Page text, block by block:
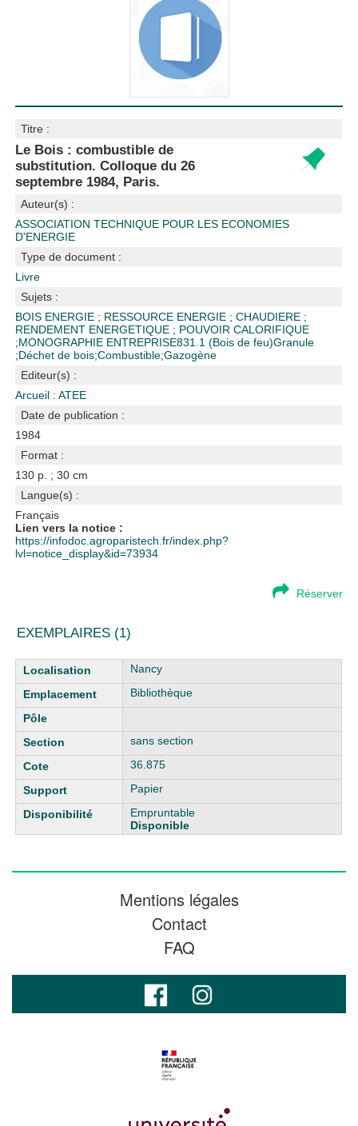
Titre :
Le Bois : combustible de
substitution. Colloque du 26
septembre 1984, Paris.
Auteur(s) :
ASSOCIATION TECHNIQUE POUR LES ECONOMIES
D'ENERGIE
Type de document :
Livre
Sujets :
BOIS ENERGIE ; RESSOURCE ENERGIE ;CHAUDIERE ;
RENDEMENT ENERGETIQUE ; POUVOIR CALORIFIQUE
;MONOGRAPHIE ENTREPRISE831.1 (Bois de feu)Granule
;Déchet de bois;Combustible;Gazogène
Editeur(s) :
Arcueil : ATEE
Date de publication :
1984
Format :
130 p. ; 30 cm
Langue(s) :
Français
Lien vers la notice :
https://infodoc.agroparistech.fr/index.php?
lvl=notice_display&id=73934
Réserver
EXEMPLAIRES (1)
Liste des exemplaires
Nancy
Bibliothèque
sans section
36.875
Papier
Empruntable
Disponible
Mentions légales
Contact
FAQ